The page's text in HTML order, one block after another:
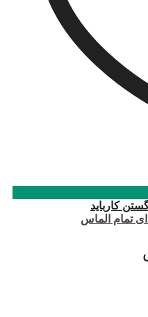
تمام الماس